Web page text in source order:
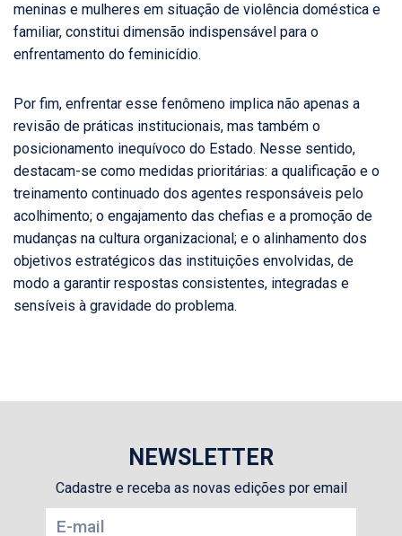
meninas e mulheres em situação de violência doméstica e
familiar, constitui dimensão indispensável para o
enfrentamento do feminicídio.
Por fim, enfrentar esse fenômeno implica não apenas a
revisão de práticas institucionais, mas também o
posicionamento inequívoco do Estado. Nesse sentido,
destacam-se como medidas prioritárias: a qualificação e o
treinamento continuado dos agentes responsáveis pelo
acolhimento; o engajamento das chefias e a promoção de
mudanças na cultura organizacional; e o alinhamento dos
objetivos estratégicos das instituições envolvidas, de
modo a garantir respostas consistentes, integradas e
sensíveis à gravidade do problema.
NEWSLETTER
Cadastre e receba as novas edições por email